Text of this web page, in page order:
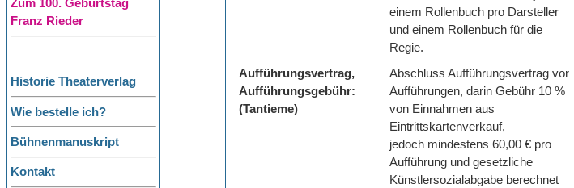
Zum 100. Geburtstag
Franz Rieder
Historie Theaterverlag
Wie bestelle ich?
Bühnenmanuskript
Kontakt
einem Rollenbuch pro Darsteller
und einem Rollenbuch für die
Regie.
Aufführungsvertrag,
Aufführungsgebühr:
(Tantieme)
Abschluss Aufführungsvertrag vor
Aufführungen, darin Gebühr 10 %
von Einnahmen aus
Eintrittskartenverkauf,
jedoch mindestens 60,00 € pro
Aufführung und gesetzliche
Künstlersozialabgabe berechnet